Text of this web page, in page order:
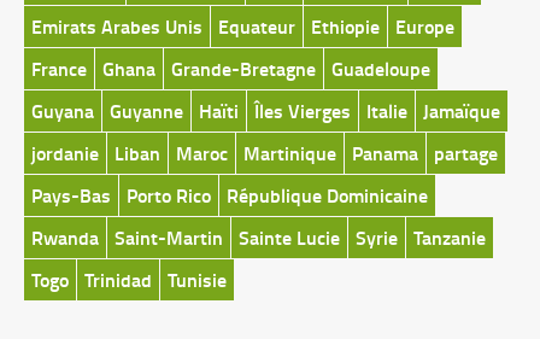
Emirats Arabes Unis
Equateur Ethiopie
Europe
France Ghana Grande-Bretagne Guadeloupe
Guyana Guyanne Haïti Îles Vierges Italie Jamaïque
jordanie
Liban Maroc Martinique Panama
partage
Pays-Bas
Porto Rico
République Dominicaine
Rwanda Saint-Martin Sainte Lucie Syrie Tanzanie
Togo Trinidad Tunisie